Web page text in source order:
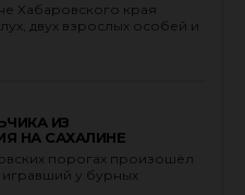
Хабаровского края
двух взрослых особей и
ИЗ
НА САХАЛИНЕ
порогах произошёл
у бурных